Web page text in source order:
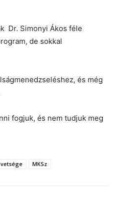
Dr. Simonyi Ákos féle
de sokkal
és még
fogjuk, és nem tudjuk meg
MKSz